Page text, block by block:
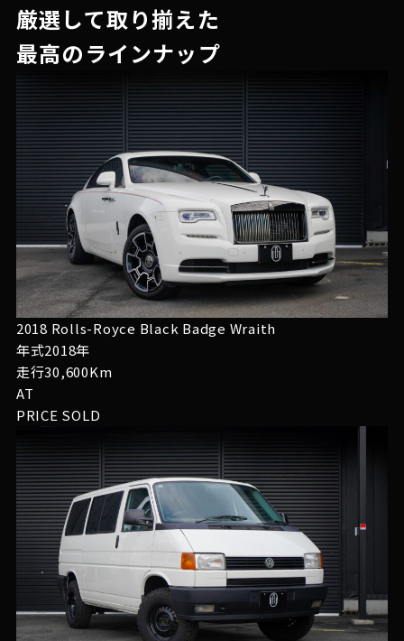
厳選して取り揃えた
最高のラインナップ
2018 Rolls-Royce Black Badge Wraith
年式2018年
走行30,600Km
AT
PRICE SOLD